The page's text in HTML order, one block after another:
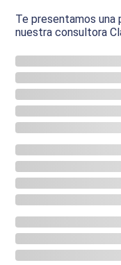
Te presentamos
nuestra consultora